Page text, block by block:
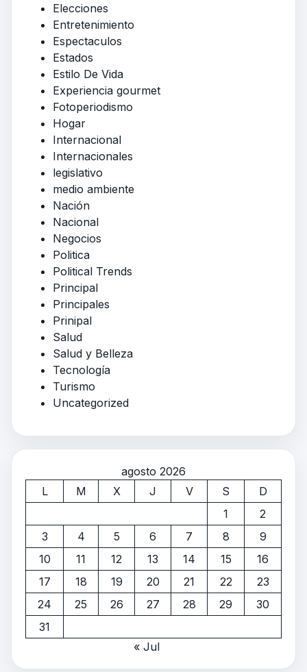
Elecciones
Entretenimiento
Espectaculos
Estados
Estilo De Vida
Experiencia gourmet
Fotoperiodismo
Hogar
Internacional
Internacionales
legislativo
medio ambiente
Nación
Nacional
Negocios
Politica
Political Trends
Principal
Principales
Prinipal
Salud
Salud y Belleza
Tecnología
Turismo
Uncategorized
agosto 2026
L
M X J V S
D
1
2
3
4 5 6 7 8
9
10
11 12 13 14 15
16
17
18 19 20 21 22
23
24
25 26 27 28 29
30
31
« Jul